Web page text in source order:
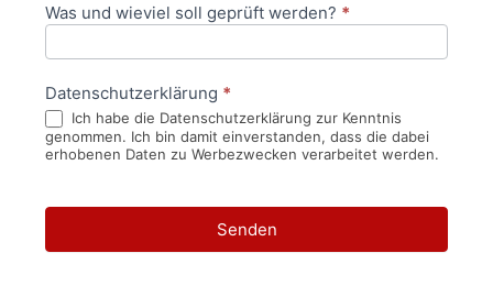
Was und wieviel soll geprüft werden? *
Datenschutzerklärung *
Ich habe die Datenschutzerklärung zur Kenntnis
genommen. Ich bin damit einverstanden, dass die dabei
erhobenen Daten zu Werbezwecken verarbeitet werden.
Senden